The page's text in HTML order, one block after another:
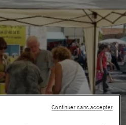
Continuer sans accepter